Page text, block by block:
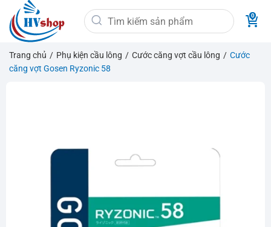
qua
nội
dung
Tìm
kiếm:
Trang chủ / Phụ kiện cầu lông / Cước căng vợt cầu lông / Cước
căng vợt Gosen Ryzonic 58